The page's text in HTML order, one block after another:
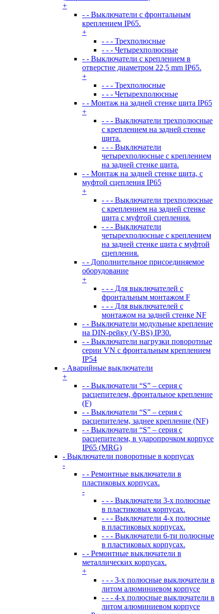
+
- - Выключатели с фронтальным
креплением IP65.
+
- - - Трехполюсные
- - - Четырехполюсные
- - Выключатели с креплением в
отверстие диаметром 22,5 mm IP65.
+
- - - Трехполюсные
- - - Четырехполюсные
- - Монтаж на задней стенке щита IP65
+
- - - Выключатели трехполюсные
с креплением на задней стенке
щита.
- - - Выключатели
четырехполюсные с креплением
на задней стенке щита.
- - Монтаж на задней стенке щита, с
муфтой сцепления IP65
+
- - - Выключатели трехполюсные
с креплением на задней стенке
щита с муфтой сцепления.
- - - Выключатели
четырехполюсные с креплением
на задней стенке щита с муфтой
сцепления.
- - Дополнительное присоединяемое
оборудование
+
- - - Для выключателей с
фронтальным монтажом F
- - - Для выключателей с
монтажом на задней стенке NF
- - Выключатели модульные крепление
на DIN-рейку (V-BS) IP30.
- - Выключатели нагрузки поворотные
серии VN c фронтальным креплением
IP54
- Аварийные выключатели
+
- - Выключатели “S” – серия с
расцепителем, фронтальное крепление
(F)
- - Выключатели “S” – серия с
расцепителем, заднее крепление (NF)
- - Выключатели “S” – серия с
расцепителем, в ударопрочком корпусе
IP65 (MRG)
- Выключатели поворотные в корпусах
-
- - Ремонтные выключатели в
пластиковых корпусах.
-
- - - Выключатели 3-х полюсные
в пластиковых корпусах.
- - - Выключатели 4-х полюсные
в пластиковых корпусах.
- - - Выключатели 6-ти полюсные
в пластиковых корпусах.
- - Ремонтные выключатели в
металлических корпусах.
+
- - - 3-х полюсные выключатели в
литом алюминиевом корпусе
- - - 4-х полюсные выключатели в
литом алюминиевом корпусе